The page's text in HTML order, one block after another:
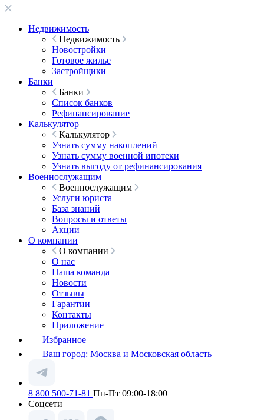
Недвижимость
Недвижимость
Новостройки
Готовое жилье
Застройщики
Банки
Банки
Список банков
Рефинансирование
Калькулятор
Калькулятор
Узнать сумму накоплений
Узнать сумму военной ипотеки
Узнать выгоду от рефинансирования
Военнослужащим
Военнослужащим
Услуги юриста
База знаний
Вопросы и ответы
Акции
О компании
О компании
О нас
Наша команда
Новости
Отзывы
Гарантии
Контакты
Приложение
Избранное
Ваш город: Москва и Московская область
8 800 500-71-81 Пн-Пт 09:00-18:00
Соцсети